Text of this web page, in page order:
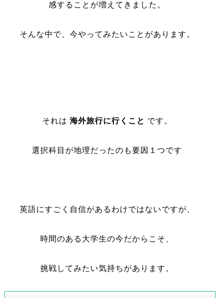
感することが増えてきました。
そんな中で、今やってみたいことがあります。
それは 海外旅行に行くこと です。
選択科目が地理だったのも要因１つです
英語にすごく自信があるわけではないですが、
時間のある大学生の今だからこそ、
挑戦してみたい気持ちがあります。